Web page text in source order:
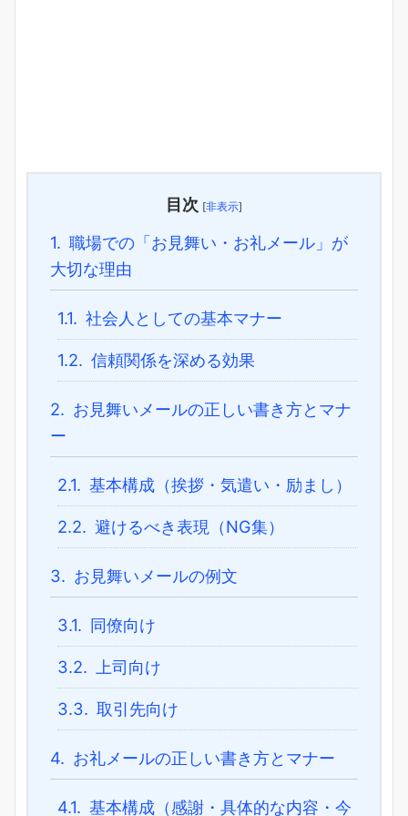
目次 [非表示]
1. 職場での「お見舞い・お礼メール」が
大切な理由
1.1. 社会人としての基本マナー
1.2. 信頼関係を深める効果
2. お見舞いメールの正しい書き方とマナ
ー
2.1. 基本構成（挨拶・気遣い・励まし）
2.2. 避けるべき表現（NG集）
3. お見舞いメールの例文
3.1. 同僚向け
3.2. 上司向け
3.3. 取引先向け
4. お礼メールの正しい書き方とマナー
4.1. 基本構成（感謝・具体的な内容・今